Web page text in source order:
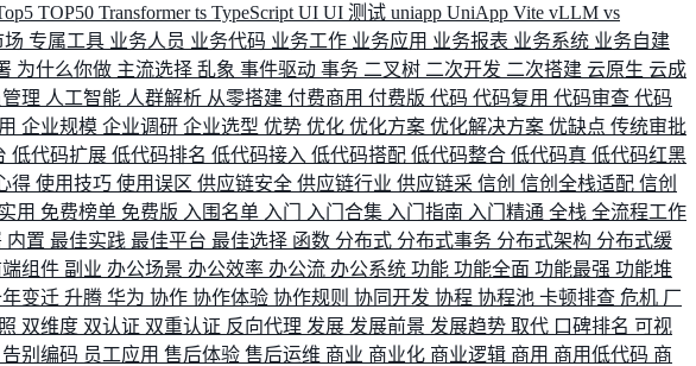
TOP50 Transformerts TypeScript UI UI 测试 uniapp UniApp Vite vLLM vs
场 专属工具 业务人员 业务代码 业务工作 业务应用 业务报表 业务系统 业务自建
为什么你做 主流选择 乱象 事件驱动 事务 二叉树 二次开发 二次搭建 云原生 云成
理 人工智能 人群解析 从零搭建 付费商用 付费版 代码 代码复用 代码审查 代码
企业规模 企业调研 企业选型 优势 优化 优化方案 优化解决方案 优缺点 传统审批
低代码扩展 低代码排名 低代码接入 低代码搭配 低代码整合 低代码真 低代码红黑
得 使用技巧 使用误区 供应链安全 供应链行业 供应链采 信创 信创全栈适配 信创
用 免费榜单 免费版 入围名单 入门 入门合集 入门指南 入门精通 全栈 全流程工作
内置 最佳实践 最佳平台 最佳选择 函数 分布式 分布式事务 分布式架构 分布式缓
组件 副业 办公场景 办公效率 办公流 办公系统 功能 功能全面 功能最强 功能堆
变迁 升腾 华为 协作 协作体验 协作规则 协同开发 协程 协程池 卡顿排查 危机 厂
双维度 双认证 双重认证 反向代理 发展 发展前景 发展趋势 取代 口碑排名 可视
告别编码 员工应用 售后体验 售后运维 商业 商业化 商业逻辑 商用 商用低代码 商